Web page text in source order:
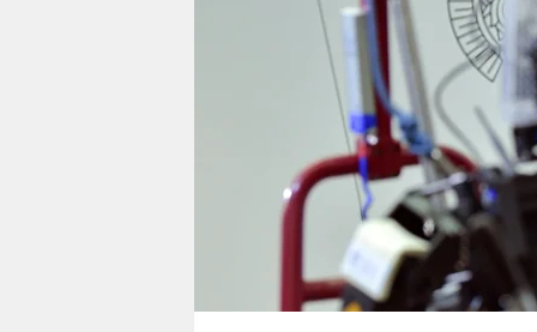
veranstaltungen
unterstützen
genossenschaft